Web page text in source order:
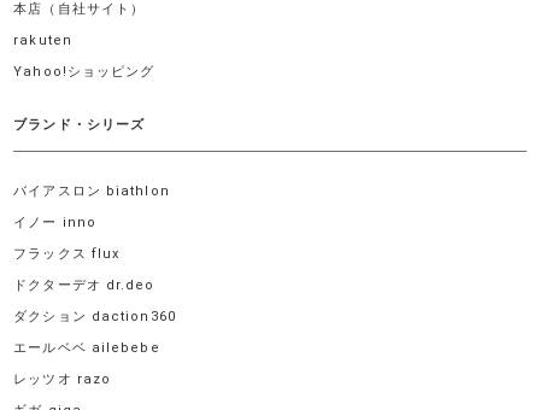
本店（自社サイト）
rakuten
Yahoo!ショッピング
ブランド・シリーズ
バイアスロン biathlon
イノー inno
フラックス flux
ドクターデオ dr.deo
ダクション daction360
エールベベ ailebebe
レッツオ razo